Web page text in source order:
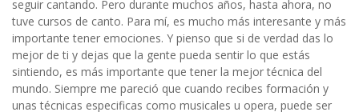
seguir cantando. Pero durante muchos años, hasta ahora, no
tuve cursos de canto. Para mí, es mucho más interesante y más
importante tener emociones. Y pienso que si de verdad das lo
mejor de ti y dejas que la gente pueda sentir lo que estás
sintiendo, es más importante que tener la mejor técnica del
mundo. Siempre me pareció que cuando recibes formación y
unas técnicas especificas como musicales u opera, puede ser